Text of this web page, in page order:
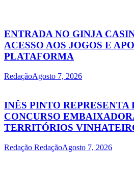
ENTRADA NO GINJA
ACESSO AOS JOGOS E
PLATAFORMA
RedaçãoAgosto 7, 2026
INÊS PINTO REPRESENTA
CONCURSO
TERRITÓRIOS
Redação RedaçãoAgosto 7, 2026